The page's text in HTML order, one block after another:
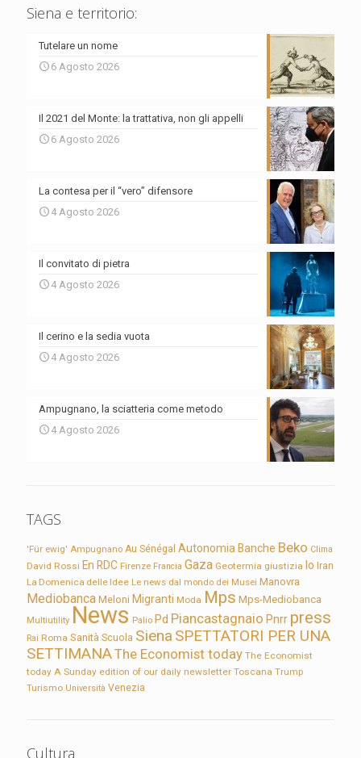
Siena e territorio:
Tutelare un nome
6 Agosto 2026
Il 2021 del Monte: la trattativa, non gli appelli
6 Agosto 2026
La contesa per il “vero” difensore
4 Agosto 2026
Il convitato di pietra
4 Agosto 2026
Il cerino e la sedia vuota
4 Agosto 2026
Ampugnano, la sciatteria come metodo
4 Agosto 2026
TAGS
'Für ewig' Ampugnano Au Sénégal Autonomia Banche Beko Clima
David Rossi En RDC Firenze Francia Gaza Geotermia giustizia Io Iran
La Domenica delle Idee Le news dal mondo dei Musei Manovra
Mediobanca Meloni Migranti Moda Mps Mps-Mediobanca
Multiutility News Palio Pd Piancastagnaio Pnrr press
Rai Roma Sanità Scuola Siena SPETTATORI PER UNA
SETTIMANAThe Economist today The Economist
today A Sunday edition of our daily newsletter Toscana Trump
Turismo Università Venezia
Cultura